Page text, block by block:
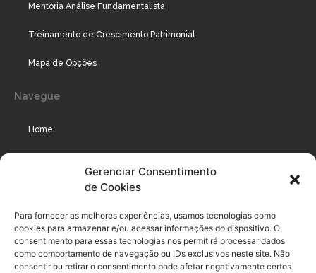
Gerenciar Consentimento
de Cookies
Para fornecer as melhores experiências, usamos tecnologias como
cookies para armazenar e/ou acessar informações do dispositivo. O
consentimento para essas tecnologias nos permitirá processar dados
como comportamento de navegação ou IDs exclusivos neste site. Não
consentir ou retirar o consentimento pode afetar negativamente certos
Mentoria Análise Fundamentalista
Treinamento de Crescimento Patrimonial
Mapa de Opções
Navegue
Home
Podcast
Legal